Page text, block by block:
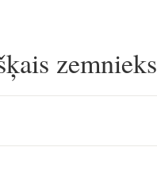
zemnieks